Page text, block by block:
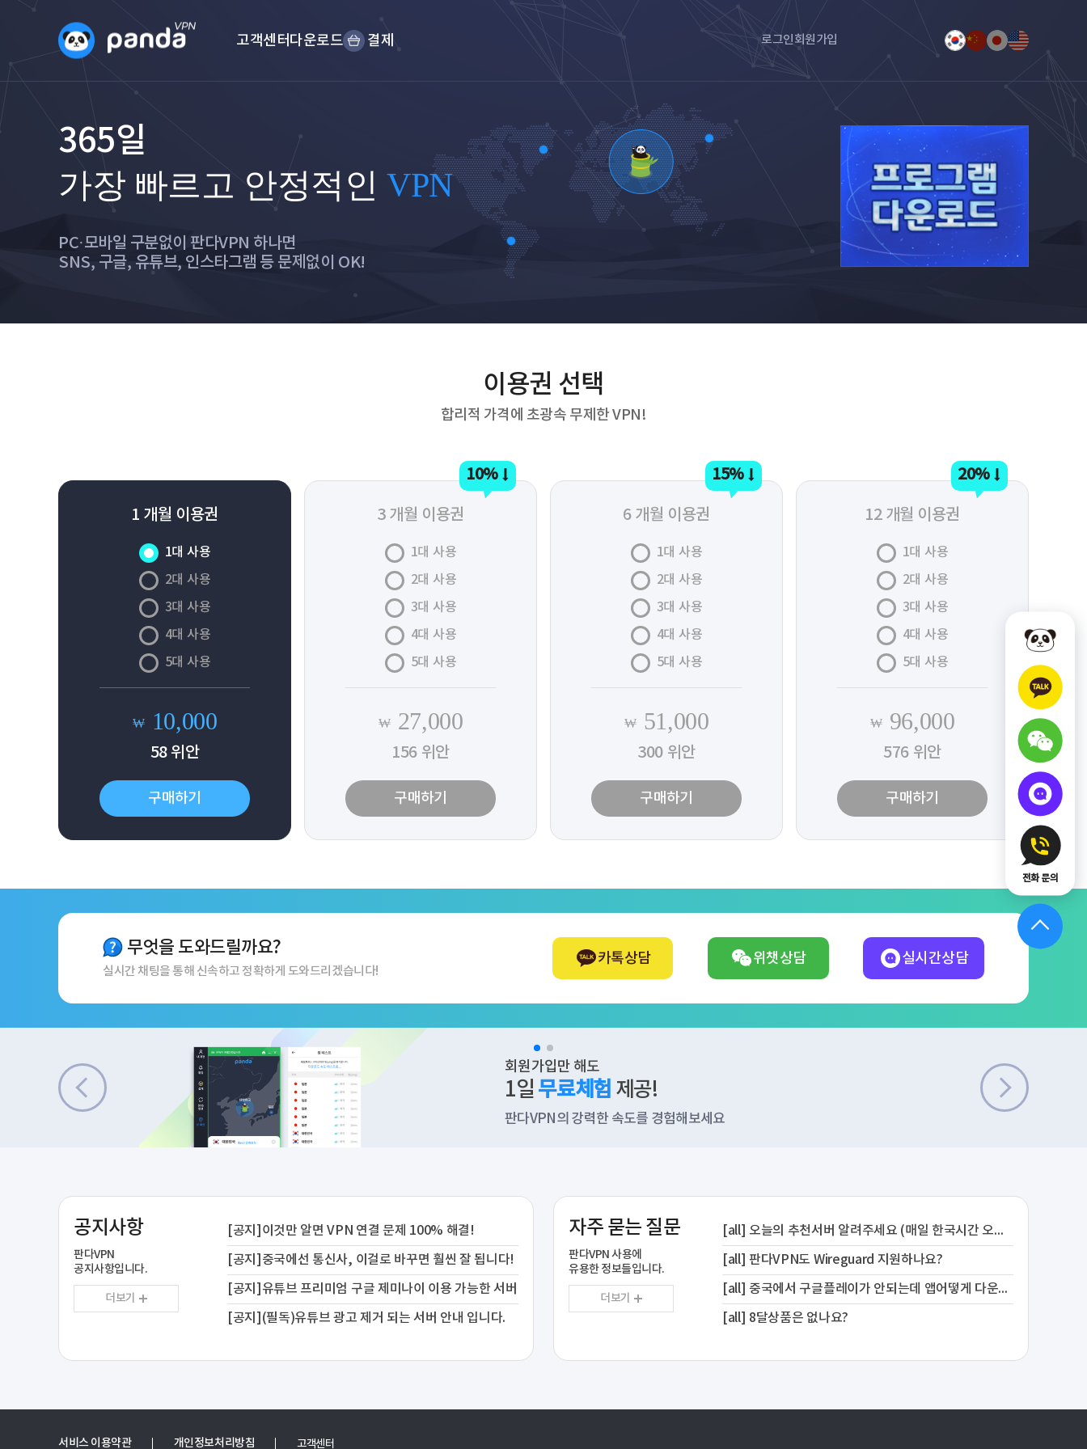
고객센터다운로드 결제 로그인회원가입
365일
가장 빠르고 안정적인 VPN
PC·모바일 구분없이 판다VPN 하나면
SNS, 구글, 유튜브, 인스타그램 등 문제없이 OK!
이용권 선택
합리적 가격에 초광속 무제한 VPN!
1 개월 이용권
1대 사용
2대 사용
3대 사용
4대 사용
5대 사용
₩ 10,000
58위안
구매하기
3 개월 이용권
10%
1대 사용
2대 사용
3대 사용
4대 사용
5대 사용
₩ 27,000
156 위안
구매하기
6 개월 이용권
15%
1대 사용
2대 사용
3대 사용
4대 사용
5대 사용
₩ 51,000
300 위안
구매하기
12 개월 이용권
20%
1대 사용
2대 사용
3대 사용
4대 사용
5대 사용
₩ 96,000
576 위안
구매하기
무엇을 도와드릴까요?
실시간 채팅을 통해 신속하고 정확하게 도와드리겠습니다!
카톡상담 위챗상담 실시간상담
회원가입만 해도
1일 무료체험 제공!
판다VPN의 강력한 속도를 경험해보세요
공지사항
판다VPN
공지사항입니다.
더보기
[공지]이것만 알면 VPN 연결 문제 100% 해결!
[공지]중국에선 통신사, 이걸로 바꾸면 훨씬 잘 됩니다!
[공지]유튜브 프리미엄 구글 제미나이 이용 가능한 서버
[공지](필독)유튜브 광고 제거 되는 서버 안내 입니다.
자주 묻는 질문
판다VPN 사용에
유용한 정보들입니다.
더보기
[all] 오늘의 추천서버 알려주세요 (매일 한국시간 오전 11시 , 오후 6시 새로 올려드립니다)
[all] 판다VPN도 Wireguard 지원하나요?
[all] 중국에서 구글플레이가 안되는데 앱어떻게 다운받나요?
[all] 8달상품은 없나요?
전화 문의
서비스 이용약관 개인정보처리방침 고객센터